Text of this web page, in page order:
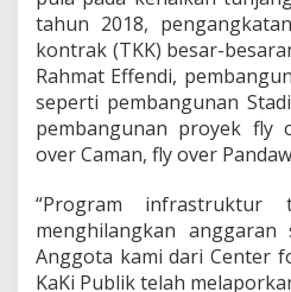
tahun 2018,
kontrak (TKK) besar-
Rahmat Effendi,
seperti pembangunan
pembangunan proyek fly
over Caman, fly over
“Program infrastruktur
menghilangkan
Anggota kami dari Center
KaKi Publik telah